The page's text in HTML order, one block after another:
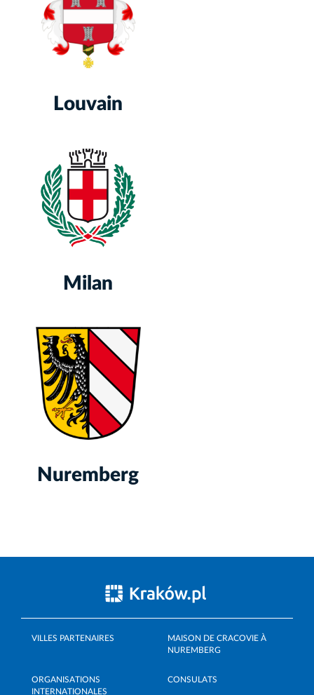
Louvain
Milan
Nuremberg
VILLES PARTENAIRES
MAISON DE CRACOVIE À
NUREMBERG
ORGANISATIONS
INTERNATIONALES
CONSULATS